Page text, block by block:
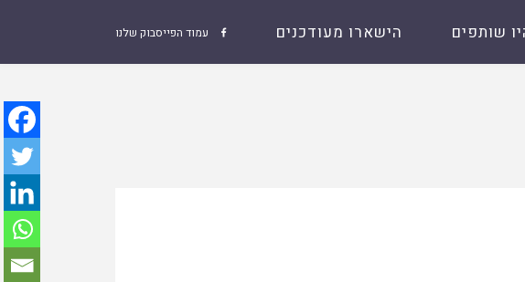
 עמוד הפייסבוק שלנו שותפים הישארו מעודכנים